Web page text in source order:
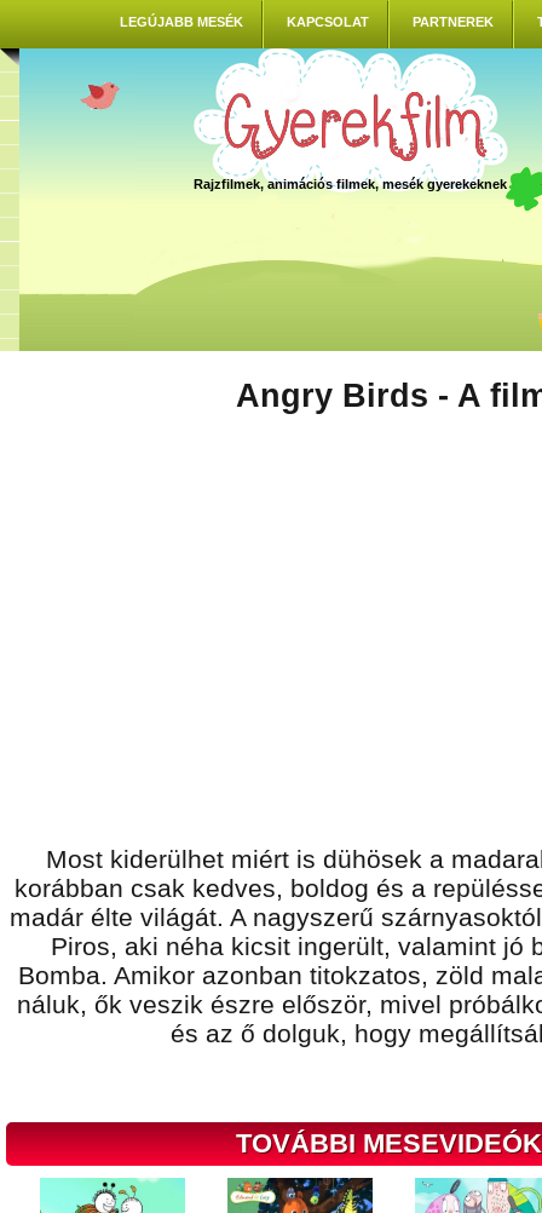
LEGÚJABB MESÉK KAPCSOLAT PARTNEREK
Rajzfilmek, animációs filmek, mesék gyerekeknek
Angry Birds - A
Most kiderülhet miért is dühösek a
korábban csak kedves, boldog és a
madár élte világát. A nagyszerű
Piros, aki néha kicsit ingerült, valamint jó
Bomba. Amikor azonban titokzatos, zöld
náluk, ők veszik észre először, mivel
és az ő dolguk, hogy
TOVÁBBI